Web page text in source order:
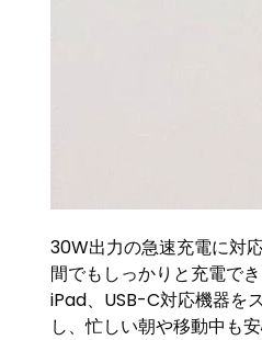
30W出力の急速充電に対
間でもしっかりと充電で
iPad、USB-C対応機器を
し、忙しい朝や移動中も安